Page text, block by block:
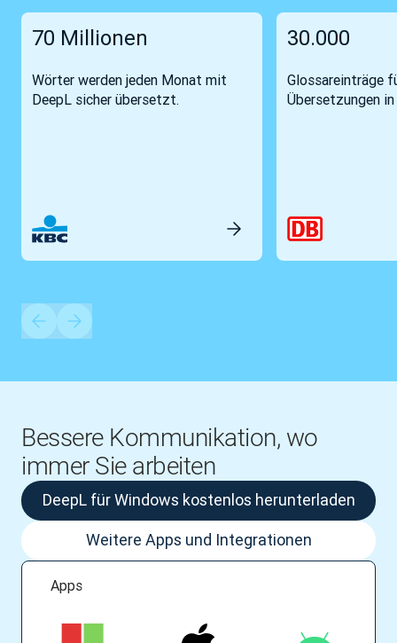
70 Millionen
Wörter werden jeden Monat mit
DeepL sicher übersetzt.
30.000
Glossareinträge
Übersetzungen
Bessere Kommunikation, wo
immer Sie arbeiten
Apps
DeepL für Windows kostenlos herunterladen
Weitere Apps und Integrationen